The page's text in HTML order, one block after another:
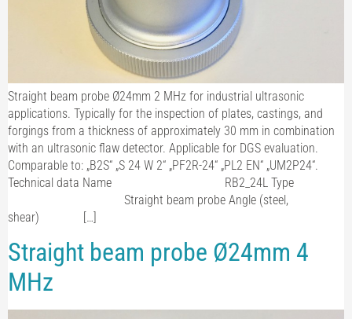
Straight beam probe Ø24mm 2 MHz for industrial ultrasonic
applications. Typically for the inspection of plates, castings, and
forgings from a thickness of approximately 30 mm in combination
with an ultrasonic flaw detector. Applicable for DGS evaluation.
Comparable to: „B2S“ „S 24 W 2“ „PF2R-24“ „PL2 EN“ „UM2P24“.
Technical data Name RB2_24L Type
Straight beam probe Angle (steel,
shear) […]
Straight beam probe Ø24mm 4
MHz